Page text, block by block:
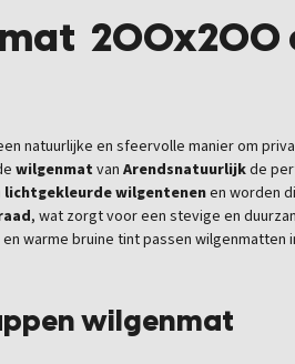
200x200
natuurlijke en sfeervolle manier om
wilgenmat van Arendsnatuurlijkde
lichtgekleurde wilgentenenen worden
, wat zorgt voor een stevige en
warme bruine tint passen wilgenmatten
wilgenmat